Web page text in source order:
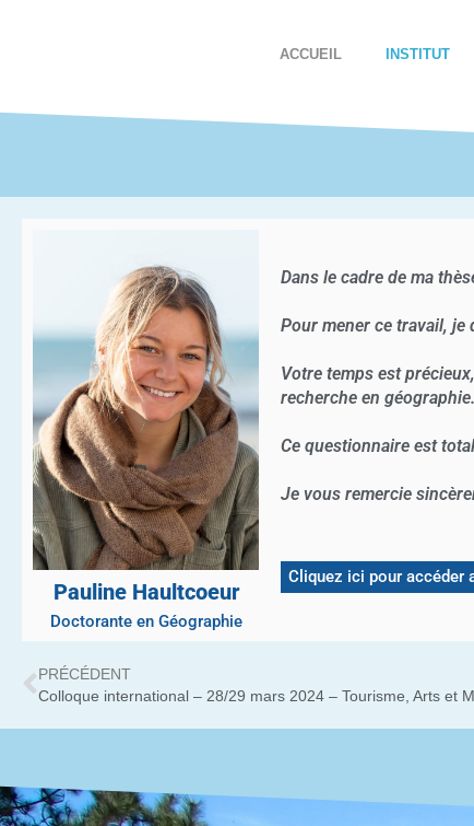
ACCUEIL INSTITUT
Pauline Haultcoeur
Doctorante en Géographie
Dans le cadre de ma
Pour mener ce travail, je
Votre temps est
recherche en géographie.
Ce questionnaire est
Je vous remercie
Cliquez ici pour accéder
PRÉCÉDENT
Colloque international – 28/29 mars 2024 – Tourisme, Arts et